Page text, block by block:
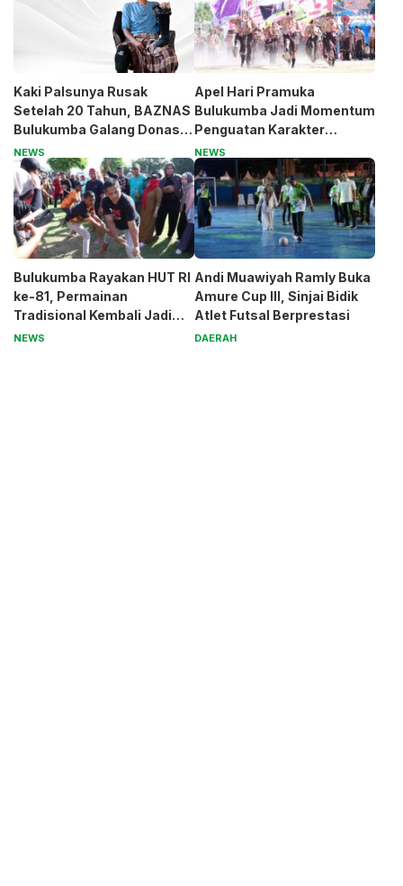
Kaki Palsunya Rusak
Setelah 20 Tahun, BAZNAS
Bulukumba Galang Donasi
untuk Pak Pardi
NEWS
Apel Hari Pramuka
Bulukumba Jadi Momentum
Penguatan Karakter
Generasi Muda
NEWS
Bulukumba Rayakan HUT RI
ke-81, Permainan
Tradisional Kembali Jadi
Magnet
NEWS
Andi Muawiyah Ramly Buka
Amure Cup III, Sinjai Bidik
Atlet Futsal Berprestasi
DAERAH